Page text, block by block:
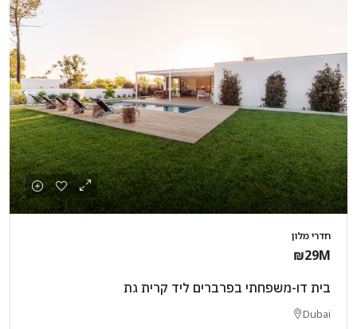
חדרי מלון
₪29M
בית דו-משפחתי בפרברים ליד קרית גת
Dubai